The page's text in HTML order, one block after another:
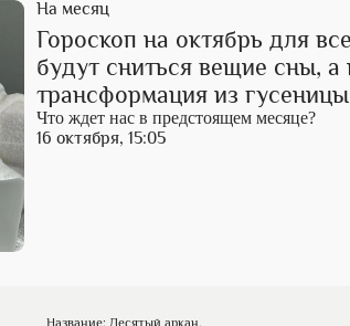
На месяц
Гороскоп на октябрь для
будут сниться вещие сны, а
трансформация из
Что ждет нас в предстоящем месяце?
16 октября, 15:05